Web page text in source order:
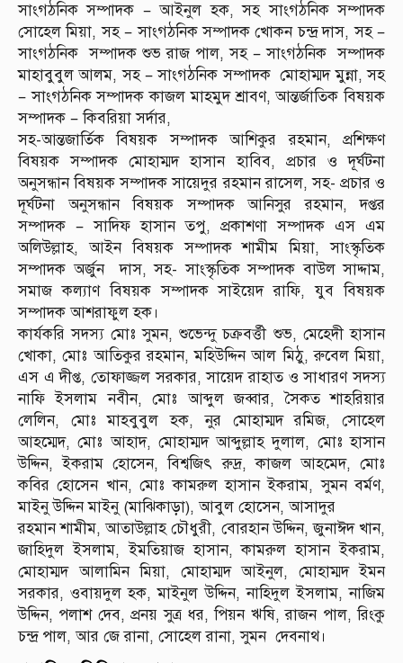
সাংগঠনিক সম্পাদক – আইনুল হক, সহ সাংগঠনিক সম্পাদক
সোহেল মিয়া, সহ – সাংগঠনিক সম্পাদক খোকন চন্দ্র দাস, সহ –
সাংগঠনিক সম্পাদক শুভ রাজ পাল, সহ – সাংগঠনিক সম্পাদক
মাহাবুবুল আলম, সহ – সাংগঠনিক সম্পাদক মোহাম্মদ মুন্না, সহ
– সাংগঠনিক সম্পাদক কাজল মাহমুদ শ্রাবণ, আন্তর্জাতিক বিষয়ক
সম্পাদক – কিবরিয়া সর্দার,
সহ-আন্তজার্তিক বিষয়ক সম্পাদক আশিকুর রহমান, প্রশিক্ষণ
বিষয়ক সম্পাদক মোহাম্মদ হাসান হাবিব, প্রচার ও দূর্ঘটনা
অনুসন্ধান বিষয়ক সম্পাদক সায়েদুর রহমান রাসেল, সহ- প্রচার ও
দূর্ঘটনা অনুসন্ধান বিষয়ক সম্পাদক আনিসুর রহমান, দপ্তর
সম্পাদক – সাদিফ হাসান তপু, প্রকাশণা সম্পাদক এস এম
অলিউল্লাহ, আইন বিষয়ক সম্পাদক শামীম মিয়া, সাংস্কৃতিক
সম্পাদক অর্জুন দাস, সহ- সাংস্কৃতিক সম্পাদক বাউল সাদ্দাম,
সমাজ কল্যাণ বিষয়ক সম্পাদক সাইয়েদ রাফি, যুব বিষয়ক
সম্পাদক আশরাফুল হক।
কার্যকরি সদস্য মোঃ সুমন, শুভেন্দু চক্রবর্ত্তী শুভ, মেহেদী হাসান
খোকা, মোঃ আতিকুর রহমান, মহিউদ্দিন আল মিঠু, রুবেল মিয়া,
এস এ দীপ্ত, তোফাজ্জল সরকার, সায়েদ রাহাত ও সাধারণ সদস্য
নাফি ইসলাম নবীন, মোঃ আব্দুল জব্বার, সৈকত শাহরিয়ার
লেলিন, মোঃ মাহবুবুল হক, নুর মোহাম্মদ রমিজ, সোহেল
আহম্মেদ, মোঃ আহাদ, মোহাম্মদ আব্দুল্লাহ দুলাল, মোঃ হাসান
উদ্দিন, ইকরাম হোসেন, বিশ্বজিৎ রুদ্র, কাজল আহমেদ, মোঃ
কবির হোসেন খান, মোঃ কামরুল হাসান ইকরাম, সুমন বর্মণ,
মাইনু উদ্দিন মাইনু (মাঝিকাড়া), আবুল হোসেন, আসাদুর
রহমান শামীম, আতাউল্লাহ চৌধুরী, বোরহান উদ্দিন, জুনাঈদ খান,
জাহিদুল ইসলাম, ইমতিয়াজ হাসান, কামরুল হাসান ইকরাম,
মোহাম্মদ আলামিন মিয়া, মোহাম্মদ আইনুল, মোহাম্মদ ইমন
সরকার, ওবায়দুল হক, মাইনুল উদ্দিন, নাহিদুল ইসলাম, নাজিম
উদ্দিন, পলাশ দেব, প্রনয় সুত্র ধর, পিয়ন ঋষি, রাজন পাল, রিংকু
চন্দ্র পাল, আর জে রানা, সোহেল রানা, সুমন দেবনাথ।